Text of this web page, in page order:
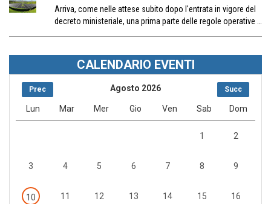
Arriva, come nelle attese subito dopo l'entrata in vigore del
decreto ministeriale, una prima parte delle regole operative …
CALENDARIO EVENTI
Prec Succ
Agosto 2026
Lun Mar Mer Gio Ven Sab Dom
1 2
3 4 5 6 7 8 9
10 11 12 13 14 15 16